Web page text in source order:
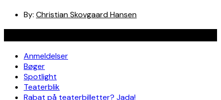
By: Christian Skovgaard Hansen
Anmeldelser
Bøger
Spotlight
Teaterblik
Rabat på teaterbilletter? Jada!